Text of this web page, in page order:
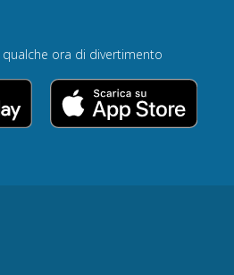
ora di divertimento